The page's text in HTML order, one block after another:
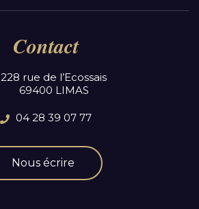
Contact
228 rue de l’Ecossais
69400 LIMAS
04 28 39 07 77
Nous écrire